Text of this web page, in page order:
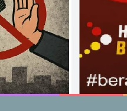
Pengamat, Menilai Harga